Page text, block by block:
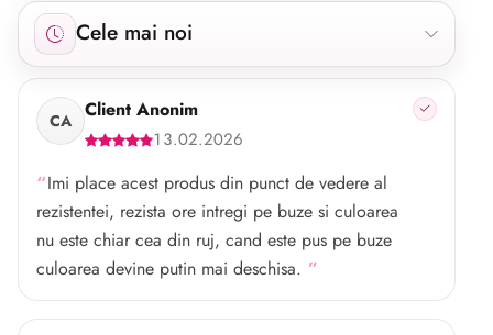
Cele mai noi
Afișăm 288 recenzii începând cu cele mai noi.
CA Client Anonim
13.02.2026
Imi place acest produs din punct de vedere al
rezistentei, rezista ore intregi pe buze si culoarea
nu este chiar cea din ruj, cand este pus pe buze
culoarea devine putin mai deschisa.